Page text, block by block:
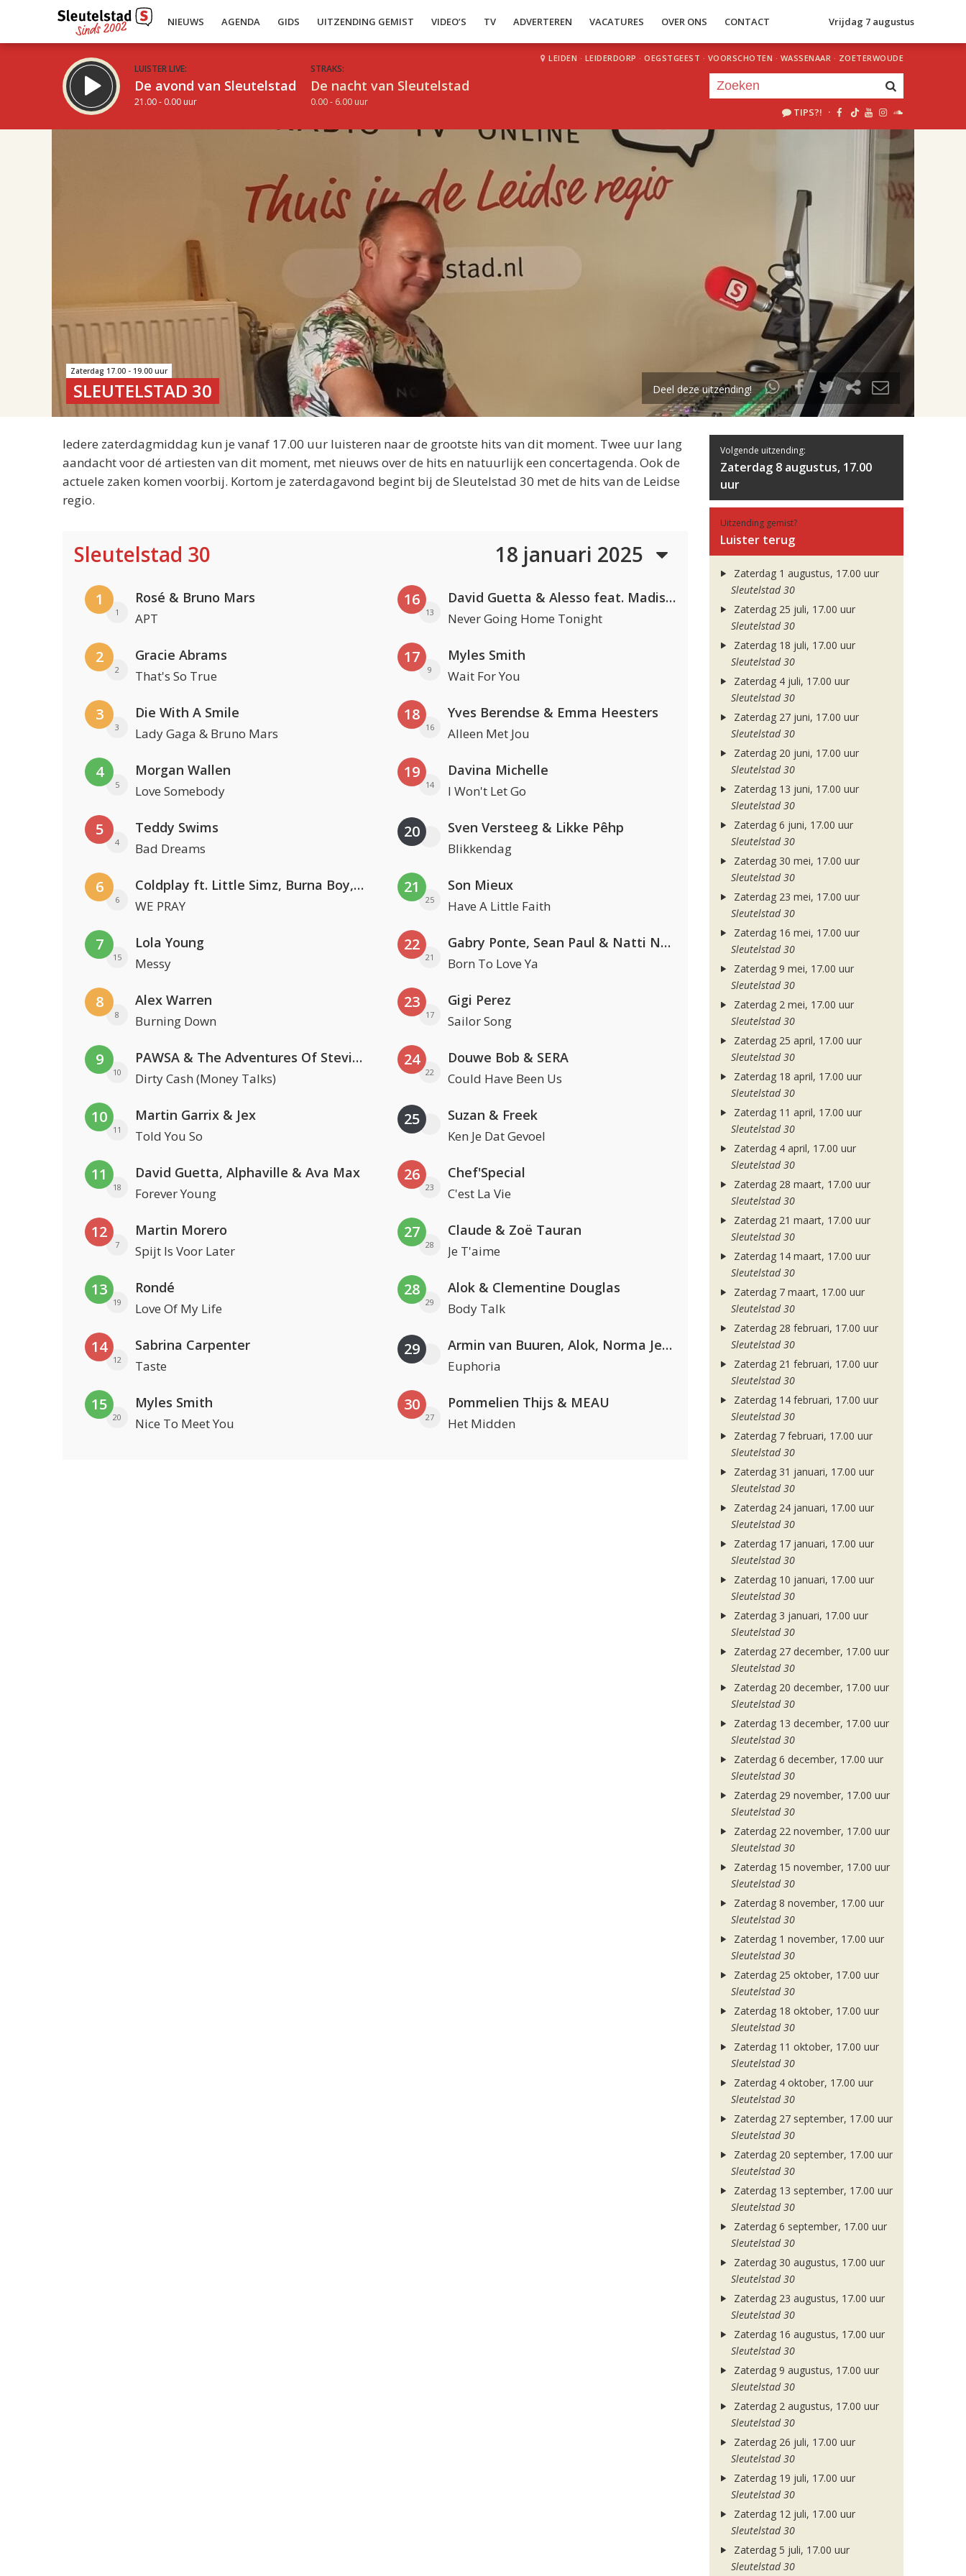
NIEUWS AGENDA GIDS UITZENDING GEMIST VIDEO’S TV ADVERTEREN VACATURES OVER ONS CONTACT Vrijdag 7 augustus
LUISTER LIVE:
De avond van Sleutelstad
21.00 - 0.00 uur
STRAKS:
De nacht van Sleutelstad
0.00 - 6.00 uur
LEIDEN · LEIDERDORP · OEGSTGEEST · VOORSCHOTEN · WASSENAAR · ZOETERWOUDE
TIPS?! ·
uur 1 van 2
Volgend uur
Zaterdag 17.00 - 19.00 uur
SLEUTELSTAD 30 Deel deze uitzending!
Iedere zaterdagmiddag kun je vanaf 17.00 uur luisteren naar de grootste hits van dit moment. Twee uur lang
aandacht voor dé artiesten van dit moment, met nieuws over de hits en natuurlijk een concertagenda. Ook de
actuele zaken komen voorbij. Kortom je zaterdagavond begint bij de Sleutelstad 30 met de hits van de Leidse
regio.
Sleutelstad 30 18 januari 2025
1
1
Rosé & Bruno Mars
APT
2
2
Gracie Abrams
That's So True
3
3
Die With A Smile
Lady Gaga & Bruno Mars
4
5
Morgan Wallen
Love Somebody
5
4
Teddy Swims
Bad Dreams
6
6
Coldplay ft. Little Simz, Burna Boy, Elyanna & Tini
WE PRAY
7
15
Lola Young
Messy
8
8
Alex Warren
Burning Down
9
10
PAWSA & The Adventures Of Stevie V
Dirty Cash (Money Talks)
10
11
Martin Garrix & Jex
Told You So
11
18
David Guetta, Alphaville & Ava Max
Forever Young
12
7
Martin Morero
Spijt Is Voor Later
13
19
Rondé
Love Of My Life
14
12
Sabrina Carpenter
Taste
15
20
Myles Smith
Nice To Meet You
16
13
David Guetta & Alesso feat. Madison Love
Never Going Home Tonight
17
9
Myles Smith
Wait For You
18
16
Yves Berendse & Emma Heesters
Alleen Met Jou
19
14
Davina Michelle
I Won't Let Go
20 Sven Versteeg & Likke Pêhp
Blikkendag
21
25
Son Mieux
Have A Little Faith
22
21
Gabry Ponte, Sean Paul & Natti Natasha
Born To Love Ya
23
17
Gigi Perez
Sailor Song
24
22
Douwe Bob & SERA
Could Have Been Us
25 Suzan & Freek
Ken Je Dat Gevoel
26
23
Chef'Special
C'est La Vie
27
28
Claude & Zoë Tauran
Je T'aime
28
29
Alok & Clementine Douglas
Body Talk
29 Armin van Buuren, Alok, Norma Jean Martine & LAWRENT
Euphoria
30
27
Pommelien Thijs & MEAU
Het Midden
Volgende uitzending:
Zaterdag 8 augustus, 17.00
uur
Uitzending gemist?
Luister terug
Zaterdag 1 augustus, 17.00 uur
Sleutelstad 30
Zaterdag 25 juli, 17.00 uur
Sleutelstad 30
Zaterdag 18 juli, 17.00 uur
Sleutelstad 30
Zaterdag 4 juli, 17.00 uur
Sleutelstad 30
Zaterdag 27 juni, 17.00 uur
Sleutelstad 30
Zaterdag 20 juni, 17.00 uur
Sleutelstad 30
Zaterdag 13 juni, 17.00 uur
Sleutelstad 30
Zaterdag 6 juni, 17.00 uur
Sleutelstad 30
Zaterdag 30 mei, 17.00 uur
Sleutelstad 30
Zaterdag 23 mei, 17.00 uur
Sleutelstad 30
Zaterdag 16 mei, 17.00 uur
Sleutelstad 30
Zaterdag 9 mei, 17.00 uur
Sleutelstad 30
Zaterdag 2 mei, 17.00 uur
Sleutelstad 30
Zaterdag 25 april, 17.00 uur
Sleutelstad 30
Zaterdag 18 april, 17.00 uur
Sleutelstad 30
Zaterdag 11 april, 17.00 uur
Sleutelstad 30
Zaterdag 4 april, 17.00 uur
Sleutelstad 30
Zaterdag 28 maart, 17.00 uur
Sleutelstad 30
Zaterdag 21 maart, 17.00 uur
Sleutelstad 30
Zaterdag 14 maart, 17.00 uur
Sleutelstad 30
Zaterdag 7 maart, 17.00 uur
Sleutelstad 30
Zaterdag 28 februari, 17.00 uur
Sleutelstad 30
Zaterdag 21 februari, 17.00 uur
Sleutelstad 30
Zaterdag 14 februari, 17.00 uur
Sleutelstad 30
Zaterdag 7 februari, 17.00 uur
Sleutelstad 30
Zaterdag 31 januari, 17.00 uur
Sleutelstad 30
Zaterdag 24 januari, 17.00 uur
Sleutelstad 30
Zaterdag 17 januari, 17.00 uur
Sleutelstad 30
Zaterdag 10 januari, 17.00 uur
Sleutelstad 30
Zaterdag 3 januari, 17.00 uur
Sleutelstad 30
Zaterdag 27 december, 17.00 uur
Sleutelstad 30
Zaterdag 20 december, 17.00 uur
Sleutelstad 30
Zaterdag 13 december, 17.00 uur
Sleutelstad 30
Zaterdag 6 december, 17.00 uur
Sleutelstad 30
Zaterdag 29 november, 17.00 uur
Sleutelstad 30
Zaterdag 22 november, 17.00 uur
Sleutelstad 30
Zaterdag 15 november, 17.00 uur
Sleutelstad 30
Zaterdag 8 november, 17.00 uur
Sleutelstad 30
Zaterdag 1 november, 17.00 uur
Sleutelstad 30
Zaterdag 25 oktober, 17.00 uur
Sleutelstad 30
Zaterdag 18 oktober, 17.00 uur
Sleutelstad 30
Zaterdag 11 oktober, 17.00 uur
Sleutelstad 30
Zaterdag 4 oktober, 17.00 uur
Sleutelstad 30
Zaterdag 27 september, 17.00 uur
Sleutelstad 30
Zaterdag 20 september, 17.00 uur
Sleutelstad 30
Zaterdag 13 september, 17.00 uur
Sleutelstad 30
Zaterdag 6 september, 17.00 uur
Sleutelstad 30
Zaterdag 30 augustus, 17.00 uur
Sleutelstad 30
Zaterdag 23 augustus, 17.00 uur
Sleutelstad 30
Zaterdag 16 augustus, 17.00 uur
Sleutelstad 30
Zaterdag 9 augustus, 17.00 uur
Sleutelstad 30
Zaterdag 2 augustus, 17.00 uur
Sleutelstad 30
Zaterdag 26 juli, 17.00 uur
Sleutelstad 30
Zaterdag 19 juli, 17.00 uur
Sleutelstad 30
Zaterdag 12 juli, 17.00 uur
Sleutelstad 30
Zaterdag 5 juli, 17.00 uur
Sleutelstad 30